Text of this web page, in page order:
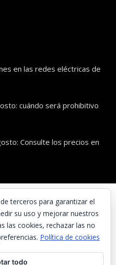
en las redes eléctricas de
cuándo será prohibitivo
Consulte los precios en
S.L.
Inicio
nosotros
frecuentes
terceros para garantizar el
su uso y mejorar nuestros
las cookies, rechazar las no
Política de cookies
todo